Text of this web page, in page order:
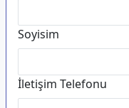
Soyisim
İletişim Telefonu